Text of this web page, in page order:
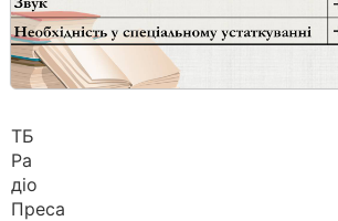
ТБ
Ра
діо
Преса